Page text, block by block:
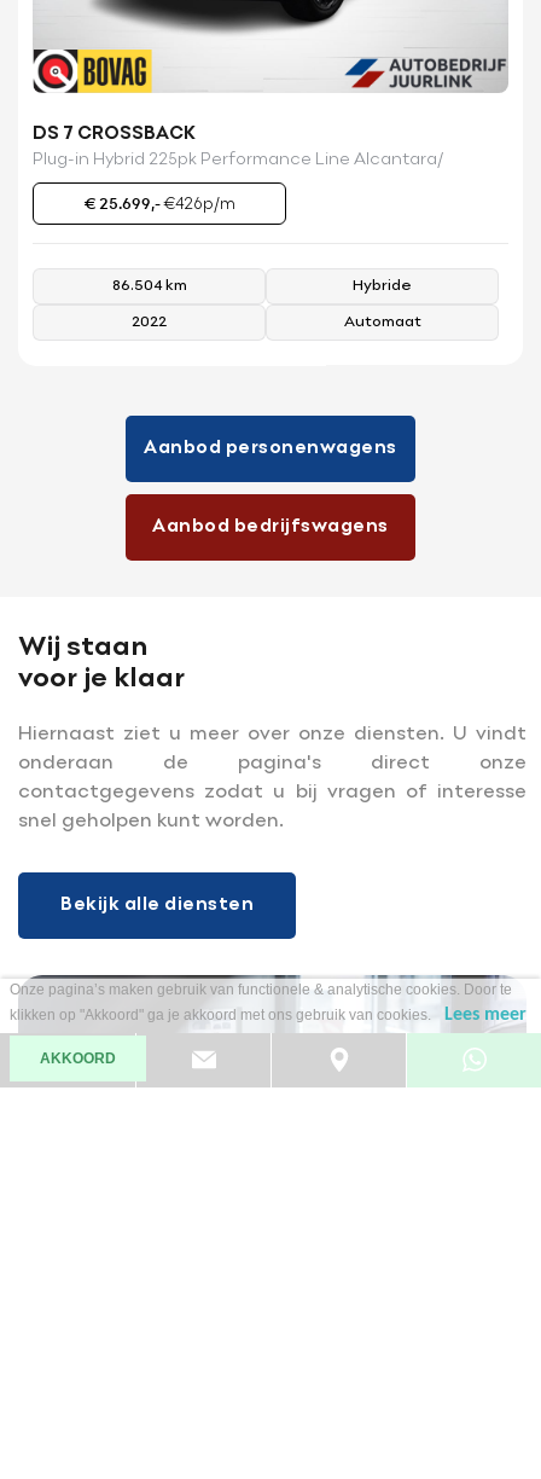
DS 7 CROSSBACK
Plug-in Hybrid 225pk Performance Line Alcantara/
€ 25.699,-€426p/m
86.504 km Hybride
2022 Automaat
Aanbod personenwagens
Aanbod bedrijfswagens
Wij staan
voor je klaar
Hiernaast ziet u meer over onze diensten. U vindt
onderaan de pagina's direct onze
contactgegevens zodat u bij vragen of interesse
snel geholpen kunt worden.
Bekijk alle diensten
Onze pagina’s maken gebruik van functionele & analytische cookies. Door te
klikken op "Akkoord" ga je akkoord met ons gebruik van cookies.
Lees meer
AKKOORD